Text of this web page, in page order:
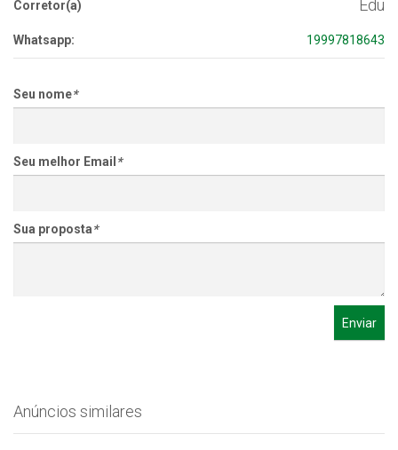
Corretor(a) Edu
Whatsapp: 19997818643
Seu nome*
Seu melhor Email *
Sua proposta*
Enviar
Anúncios similares